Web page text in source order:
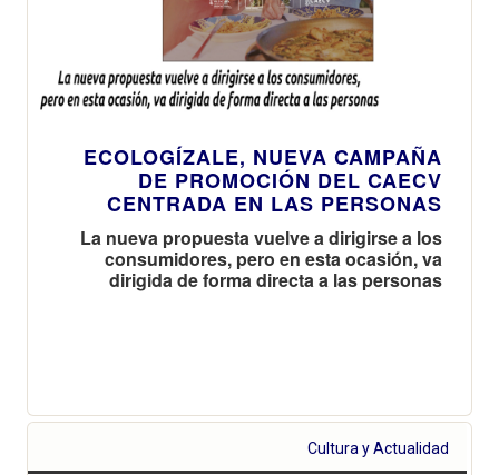
ECOLOGÍZALE, NUEVA CAMPAÑA
DE PROMOCIÓN DEL CAECV
CENTRADA EN LAS PERSONAS
La nueva propuesta vuelve a dirigirse a los
consumidores, pero en esta ocasión, va
dirigida de forma directa a las personas
Cultura y Actualidad